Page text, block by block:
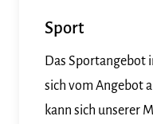
Sport
Das Sportangebot
sich vom Angebot
kann sich unserer